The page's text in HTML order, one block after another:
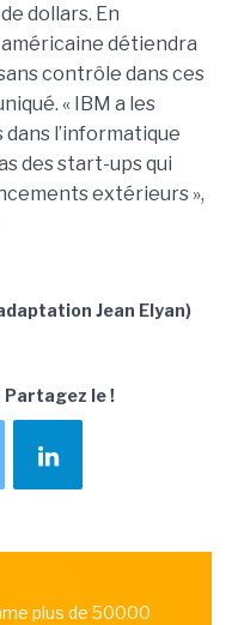
dollars. En
détiendra
contrôle dans ces
« IBM a les
dans l’informatique
des start-ups qui
extérieurs »,
Jean Elyan)
Partagez le !
plus de 50000